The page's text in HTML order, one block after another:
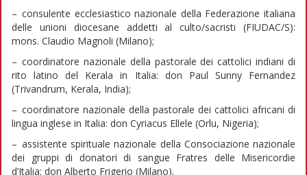
– consulente ecclesiastico nazionale della Federazione italiana
delle unioni diocesane addetti al culto/sacristi (FIUDAC/S):
mons. Claudio Magnoli (Milano);
– coordinatore nazionale della pastorale dei cattolici indiani di
rito latino del Kerala in Italia: don Paul Sunny Fernandez
(Trivandrum, Kerala, India);
– coordinatore nazionale della pastorale dei cattolici africani di
lingua inglese in Italia: don Cyriacus Ellele (Orlu, Nigeria);
– assistente spirituale nazionale della Consociazione nazionale
dei gruppi di donatori di sangue Fratres delle Misericordie
d’Italia: don Alberto Frigerio (Milano).